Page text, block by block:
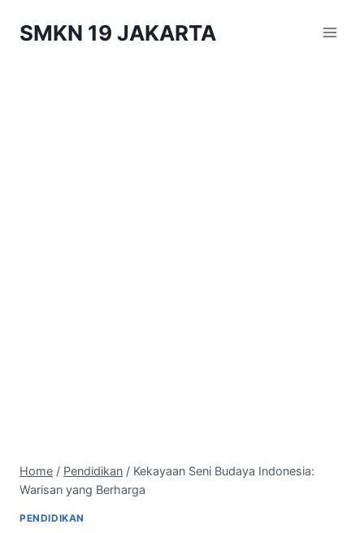
SMKN 19 JAKARTA
Home / Pendidikan / Kekayaan Seni Budaya Indonesia:
Warisan yang Berharga
PENDIDIKAN